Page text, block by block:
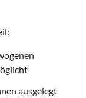
ausgelegt